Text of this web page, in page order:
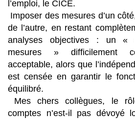
l’emploi, le CICE.
Imposer des mesures d’un
de l’autre, en restant
analyses objectives : un «
mesures » difficilement
acceptable, alors que
est censée en garantir le
équilibré.
Mes chers collègues, le
comptes n’est-il pas dévoyé